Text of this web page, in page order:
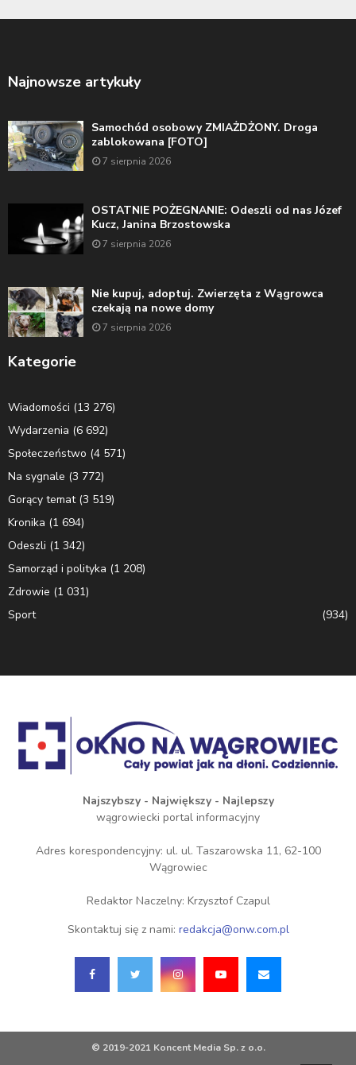
Najnowsze artykuły
Samochód osobowy ZMIAŻDŻONY. Droga
zablokowana [FOTO]
7 sierpnia 2026
OSTATNIE POŻEGNANIE: Odeszli od nas Józef
Kucz, Janina Brzostowska
7 sierpnia 2026
Nie kupuj, adoptuj. Zwierzęta z Wągrowca
czekają na nowe domy
7 sierpnia 2026
Kategorie
Wiadomości (13 276)
Wydarzenia (6 692)
Społeczeństwo (4 571)
Na sygnale (3 772)
Gorący temat(3 519)
Kronika (1 694)
Odeszli (1 342)
Samorząd i polityka (1 208)
Zdrowie (1 031)
Sport
(934)
Najszybszy - Największy - Najlepszy
wągrowiecki portal informacyjny
Adres korespondencyjny: ul. ul. Taszarowska 11, 62-100
Wągrowiec
Redaktor Naczelny: Krzysztof Czapul
Skontaktuj się z nami: redakcja@onw.com.pl
© 2019-2021 Koncent Media Sp. z o.o.